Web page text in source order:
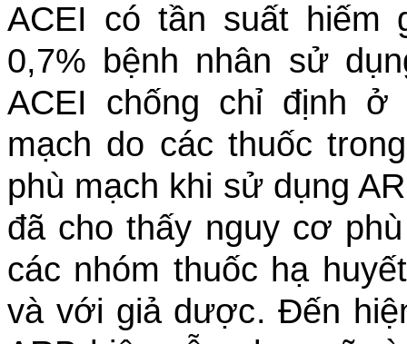
ACEI có tần suất hiếm
0,7% bệnh nhân sử
ACEI chống chỉ định
mạch do các thuốc
phù mạch khi sử dụng
đã cho thấy nguy cơ
các nhóm thuốc hạ
và với giả dược. Đến